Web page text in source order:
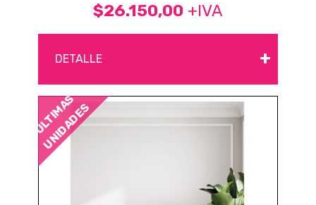
$26.150,00 +IVA
DETALLE +
ÚLTIMAS
UNIDADES